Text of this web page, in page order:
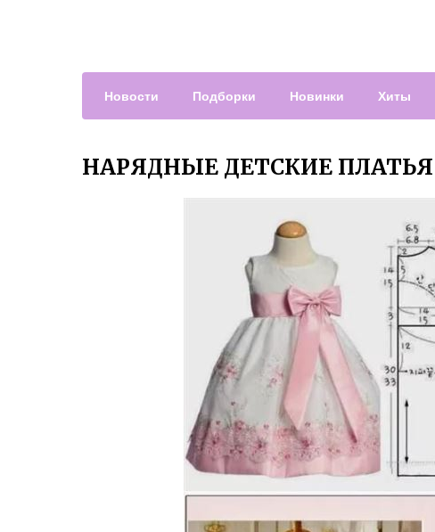
Новости Подборки Новинки Хиты
НАРЯДНЫЕ ДЕТСКИЕ